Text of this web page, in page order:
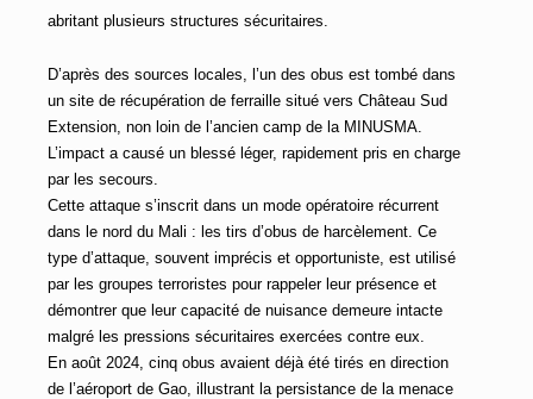
abritant plusieurs structures sécuritaires.
D’après des sources locales, l’un des obus est tombé dans
un site de récupération de ferraille situé vers Château Sud
Extension, non loin de l’ancien camp de la MINUSMA.
L’impact a causé un blessé léger, rapidement pris en charge
par les secours.
Cette attaque s’inscrit dans un mode opératoire récurrent
dans le nord du Mali : les tirs d’obus de harcèlement. Ce
type d’attaque, souvent imprécis et opportuniste, est utilisé
par les groupes terroristes pour rappeler leur présence et
démontrer que leur capacité de nuisance demeure intacte
malgré les pressions sécuritaires exercées contre eux.
En août 2024, cinq obus avaient déjà été tirés en direction
de l’aéroport de Gao, illustrant la persistance de la menace